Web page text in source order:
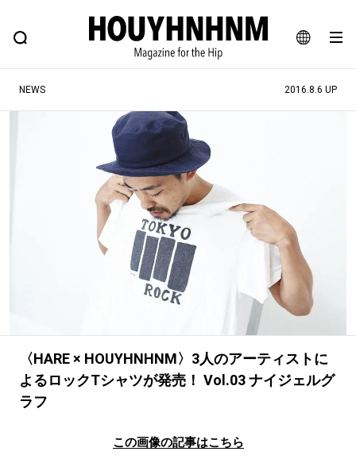
JA
EN
FEATURE BLOG SNAP
ヒップなファッション、カルチャー、ライフスタイルWEBマガジン
#SHOPPING ADDICT #憧れの逸品
#ESSENTIAL DESIGNS #古着サミット
#NEW VINTAGE #マイナーグッド図鑑
#路地裏てぃーん。 #MONTHLY JOURNAL
#フイナムのYouTube
#FOCUS IT
#MOVIE
#LIFESTYLE #SNEAKER #OUTDOOR
#SPORTS #HANDSOME HANDBOOK
NEWS 2016.8.6 UP
〈HARE × HOUYHNHNM〉3人のアーティストに
よるロックTシャツが発売！ Vol.03 ナイジェルグ
ラフ
この画像の記事はこちら